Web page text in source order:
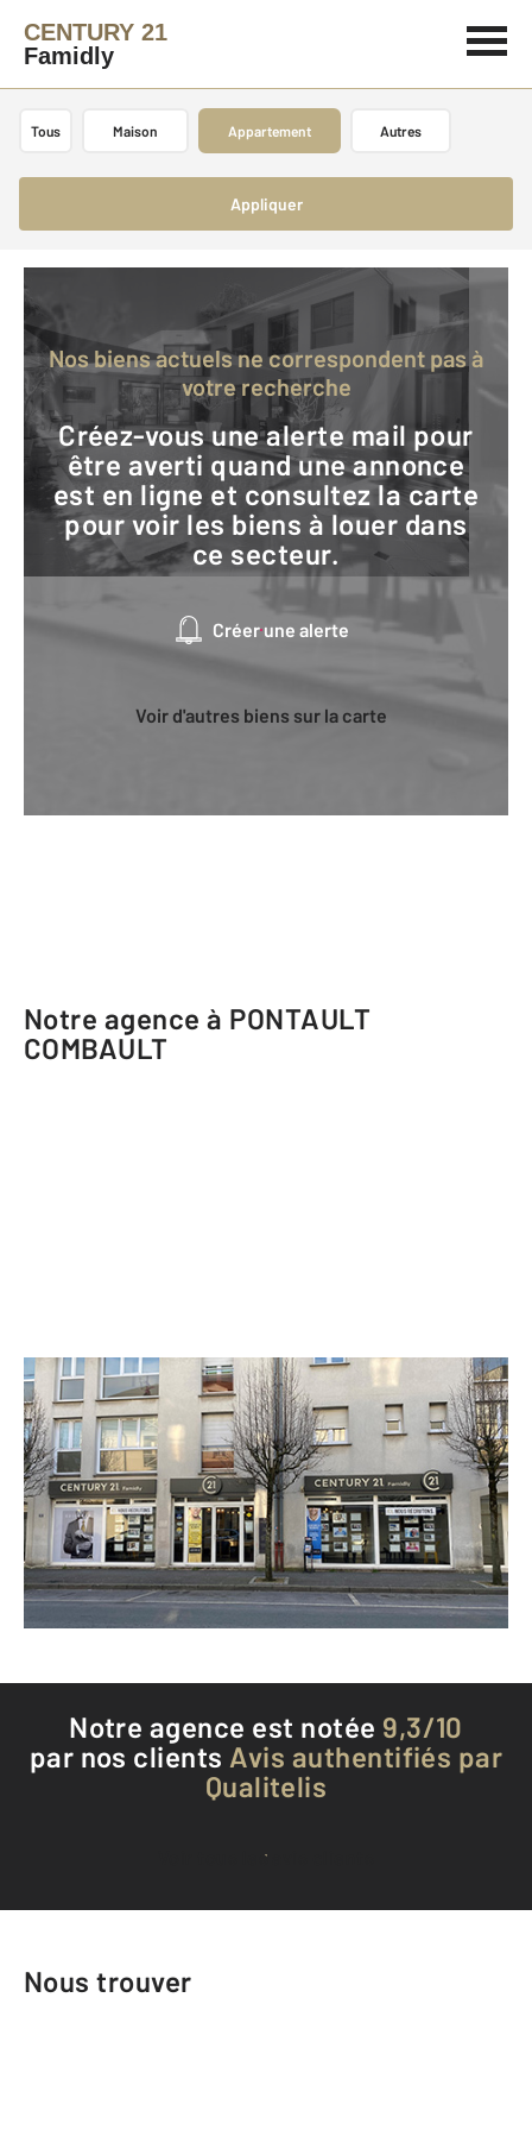
CENTURY 21
Famidly
Tous Maison Appartement Autres
Appliquer
Nos biens actuels ne correspondent pas à
votre recherche
Créez-vous une alerte mail pour
être averti quand une annonce
est en ligne et consultez la carte
pour voir les biens à louer dans
ce secteur.
Créer une alerte
Voir d'autres biens sur la carte
Notre agence à PONTAULT
COMBAULT
CENTURY 21 Famidly
35 avenue du Général de Gaulle
PONTAULT COMBAULT - 77340
Envoyer un message
Téléphoner à l'agence
Notre agence est notée 9,3/10
par nos clients Avis authentifiés par
Qualitelis
Voir tous les avis clients
Nous trouver